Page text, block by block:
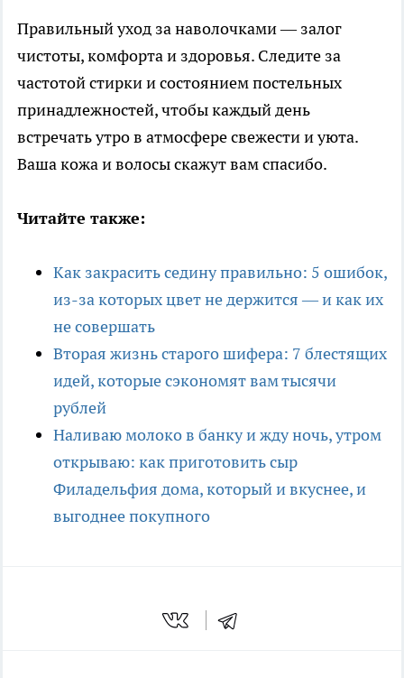
Правильный уход за наволочками — залог
чистоты, комфорта и здоровья. Следите за
частотой стирки и состоянием постельных
принадлежностей, чтобы каждый день
встречать утро в атмосфере свежести и уюта.
Ваша кожа и волосы скажут вам спасибо.
Читайте также:
Как закрасить седину правильно: 5 ошибок,
из-за которых цвет не держится — и как их
не совершать
Вторая жизнь старого шифера: 7 блестящих
идей, которые сэкономят вам тысячи
рублей
Наливаю молоко в банку и жду ночь, утром
открываю: как приготовить сыр
Филадельфия дома, который и вкуснее, и
выгоднее покупного